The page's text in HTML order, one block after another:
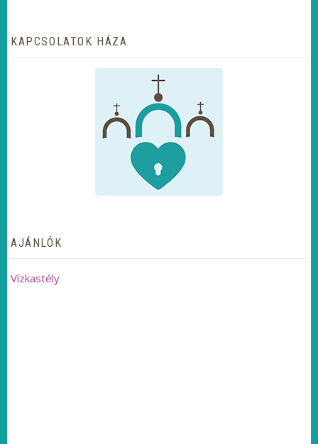
KAPCSOLATOK HÁZA
AJÁNLÓK
Vízkastély